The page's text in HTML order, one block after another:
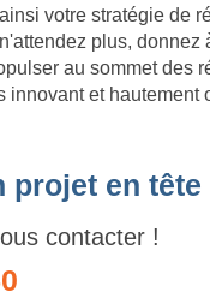
votre stratégie de
plus,
au sommet des
innovant et hautement
projet en tête
contacter !